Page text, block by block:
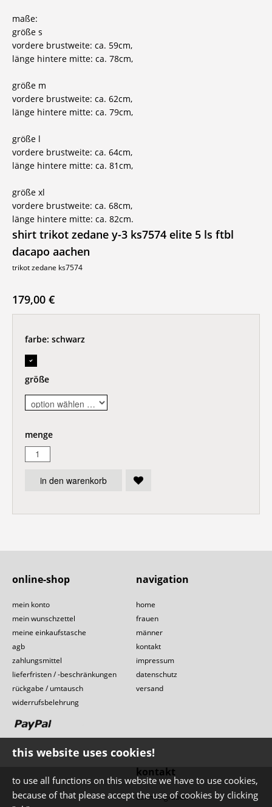
maße:
größe s
vordere brustweite: ca. 59cm,
länge hintere mitte: ca. 78cm,
größe m
vordere brustweite: ca. 62cm,
länge hintere mitte: ca. 79cm,
größe l
vordere brustweite: ca. 64cm,
länge hintere mitte: ca. 81cm,
größe xl
vordere brustweite: ca. 68cm,
länge hintere mitte: ca. 82cm.
shirt trikot zedane y-3 ks7574 elite 5 ls ftbl
dacapo aachen
trikot zedane ks7574
179,00 €
farbe: schwarz
größe
menge
in den warenkorb
navigation
home
frauen
männer
kontakt
impressum
datenschutz
versand
online-shop
mein konto
mein wunschzettel
meine einkaufstasche
agb
zahlungsmittel
lieferfristen / -beschränkungen
rückgabe / umtausch
widerrufsbelehrung
kontakt
dahmengraben 1
this website uses cookies!
to use all functions on this website we have to use cookies,
because of that please accept the use of cookies by clicking